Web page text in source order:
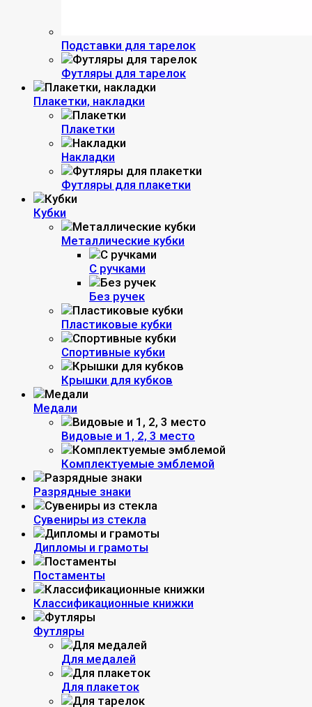
Подставки для тарелок
Футляры для тарелок
Плакетки, накладки
Плакетки
Накладки
Футляры для плакетки
Кубки
Металлические кубки
С ручками
Без ручек
Пластиковые кубки
Спортивные кубки
Крышки для кубков
Медали
Видовые и 1, 2, 3 место
Комплектуемые эмблемой
Разрядные знаки
Сувениры из стекла
Дипломы и грамоты
Постаменты
Классификационные книжки
Футляры
Для медалей
Для плакеток